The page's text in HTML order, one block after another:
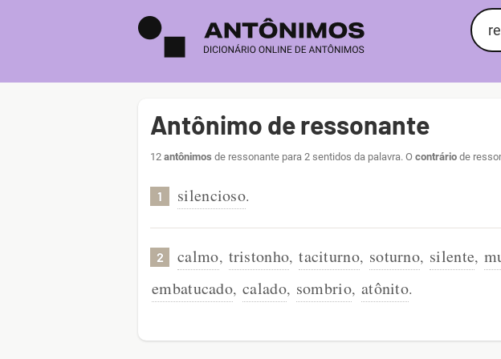
Antônimo de ressonante
12 antônimos de ressonante para 2 sentidos da palavra. O contrário de
1 silencioso.
2 calmo, tristonho, taciturno, soturno, silente,
embatucado, calado, sombrio, atônito.